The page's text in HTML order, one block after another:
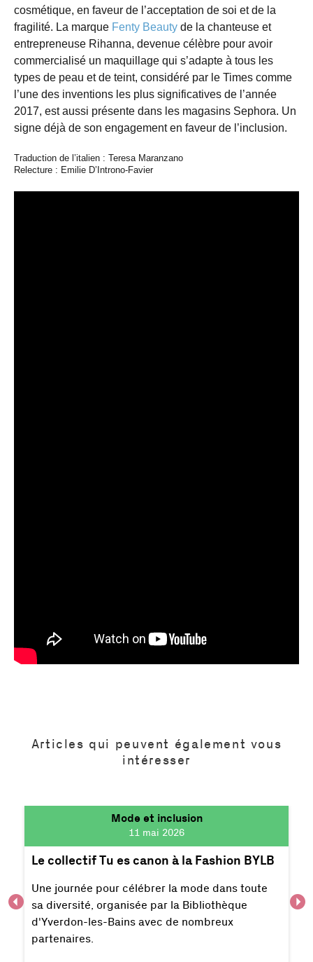
cosmétique, en faveur de l’acceptation de soi et de la
fragilité. La marque Fenty Beauty de la chanteuse et
entrepreneuse Rihanna, devenue célèbre pour avoir
commercialisé un maquillage qui s’adapte à tous les
types de peau et de teint, considéré par le Times comme
l’une des inventions les plus significatives de l’année
2017, est aussi présente dans les magasins Sephora. Un
signe déjà de son engagement en faveur de l’inclusion.
Traduction de l’italien : Teresa Maranzano
Relecture : Emilie D’Introno-Favier
Articles qui peuvent également vous
intéresser
Mode et inclusion
11 mai 2026
Le collectif Tu es canon à la Fashion BYLB
Une journée pour célébrer la mode dans toute
sa diversité, organisée par la Bibliothèque
d'Yverdon-les-Bains avec de nombreux
partenaires.